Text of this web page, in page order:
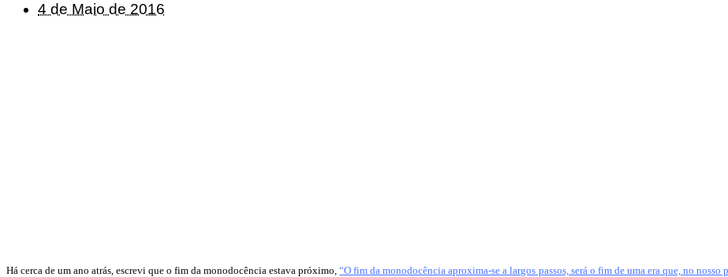
4 de Maio de 2016
Há cerca de um ano atrás, escrevi que o fim da monodocência estava próximo,“O fim da monodocência aproxima-se a largos passos, será o fim de uma era que, no nosso